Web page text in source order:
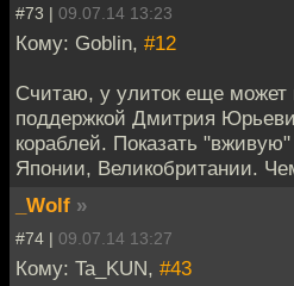
#73 | 09.07.14 13:23
Кому: Goblin, #12
Считаю, у улиток еще может
поддержкой Дмитрия
кораблей. Показать
Японии, Великобритании.
_Wolf »
#74 | 09.07.14 13:27
Кому: Ta_KUN, #43